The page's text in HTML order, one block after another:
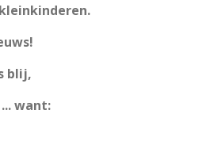
blij,
want: